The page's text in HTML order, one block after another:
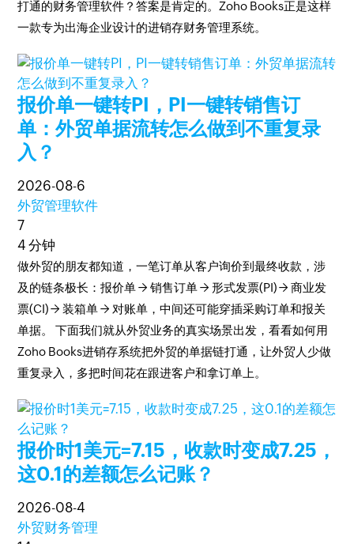
打通的财务管理软件？答案是肯定的。Zoho Books正是这样
一款专为出海企业设计的进销存财务管理系统。
报价单一键转PI，PI一键转销售订
单：外贸单据流转怎么做到不重复录
入？
2026-08-6
外贸管理软件
7
4 分钟
做外贸的朋友都知道，一笔订单从客户询价到最终收款，涉
及的链条极长：报价单 → 销售订单 → 形式发票(PI) → 商业发
票(CI) → 装箱单 → 对账单，中间还可能穿插采购订单和报关
单据。 下面我们就从外贸业务的真实场景出发，看看如何用
Zoho Books进销存系统把外贸的单据链打通，让外贸人少做
重复录入，多把时间花在跟进客户和拿订单上。
报价时1美元=7.15，收款时变成7.25，
这0.1的差额怎么记账？
2026-08-4
外贸财务管理